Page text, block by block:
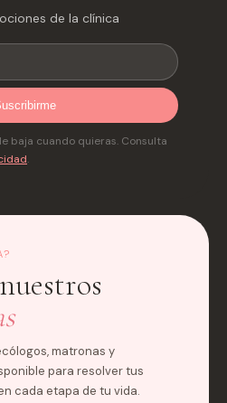
de la clínica
baja cuando quieras. Consulta
.
matronas y
para resolver tus
cada etapa de tu vida.